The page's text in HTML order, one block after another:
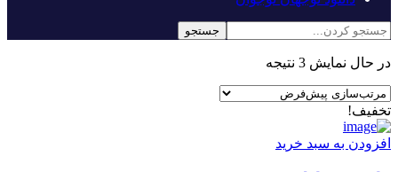
در حال نمایش 3 نتیجه
تخفیف!
افزودن به سبد خرید